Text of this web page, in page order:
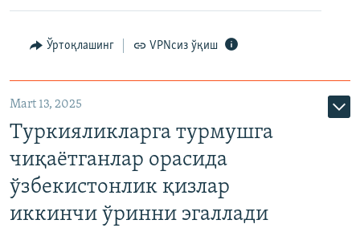
Ўртоқлашинг VPNсиз ўқиш
Mart 13, 2025
Туркияликларга турмушга
чиқаётганлар орасида
ўзбекистонлик қизлар
иккинчи ўринни эгаллади